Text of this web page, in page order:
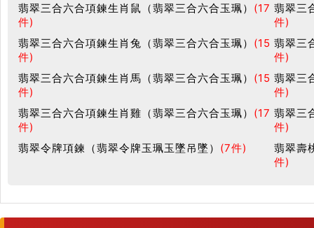
翡翠三合六合項鍊生肖鼠（翡翠三合六合玉珮） (17
件)
翡翠三
件)
翡翠三合六合項鍊生肖兔（翡翠三合六合玉珮） (15
件)
翡翠三
件)
翡翠三合六合項鍊生肖馬（翡翠三合六合玉珮） (15
件)
翡翠三
件)
翡翠三合六合項鍊生肖雞（翡翠三合六合玉珮） (17
件)
翡翠三
件)
翡翠令牌項鍊（翡翠令牌玉珮玉墜吊墜） (7件)
翡翠壽
件)